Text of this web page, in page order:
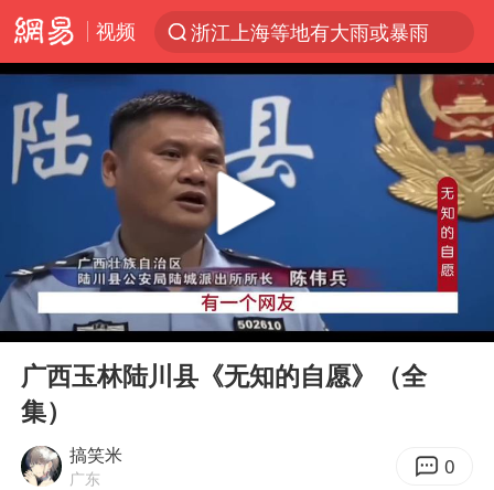
视频
浙江上海等地有大雨或暴雨
光影经济撬动暑期消费新蓝海
《欢迎来龙餐馆》口碑
情侣福建平潭拍日出时坠崖
西湖突现狂风暴雨 游客瞬间被浇透
“不怕六爷挂得多 就怕六爷挂一颗”
视频丨中国东方电气集团原党组副书记、董事宋致远被查
杭州全市有序停课
直击东北超：哈尔滨vs通辽
白海豚将正面袭击贯穿浙江
Play
00:00 08:22
广西玉林陆川县《无知的自愿》（全
集）
搞笑米
广东 0